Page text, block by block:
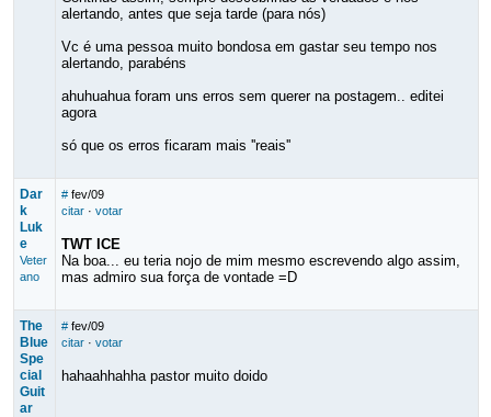
alertando, antes que seja tarde (para nós)
Vc é uma pessoa muito bondosa em gastar seu tempo nos
alertando, parabéns
ahuhuahua foram uns erros sem querer na postagem.. editei
agora
só que os erros ficaram mais ''reais''
Dar
k
Luk
e
Veter
ano
# fev/09
citar· votar
TWT ICE
Na boa... eu teria nojo de mim mesmo escrevendo algo assim,
mas admiro sua força de vontade =D
The
Blue
Spe
cial
Guit
ar
# fev/09
citar· votar
hahaahhahha pastor muito doido